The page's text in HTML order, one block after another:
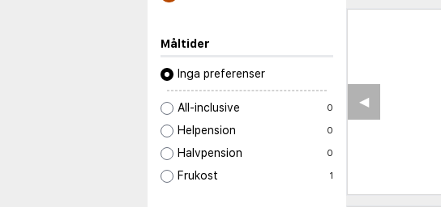
Måltider
Inga preferenser
All-inclusive 0
Helpension 0
Halvpension 0
Frukost 1
◀︎